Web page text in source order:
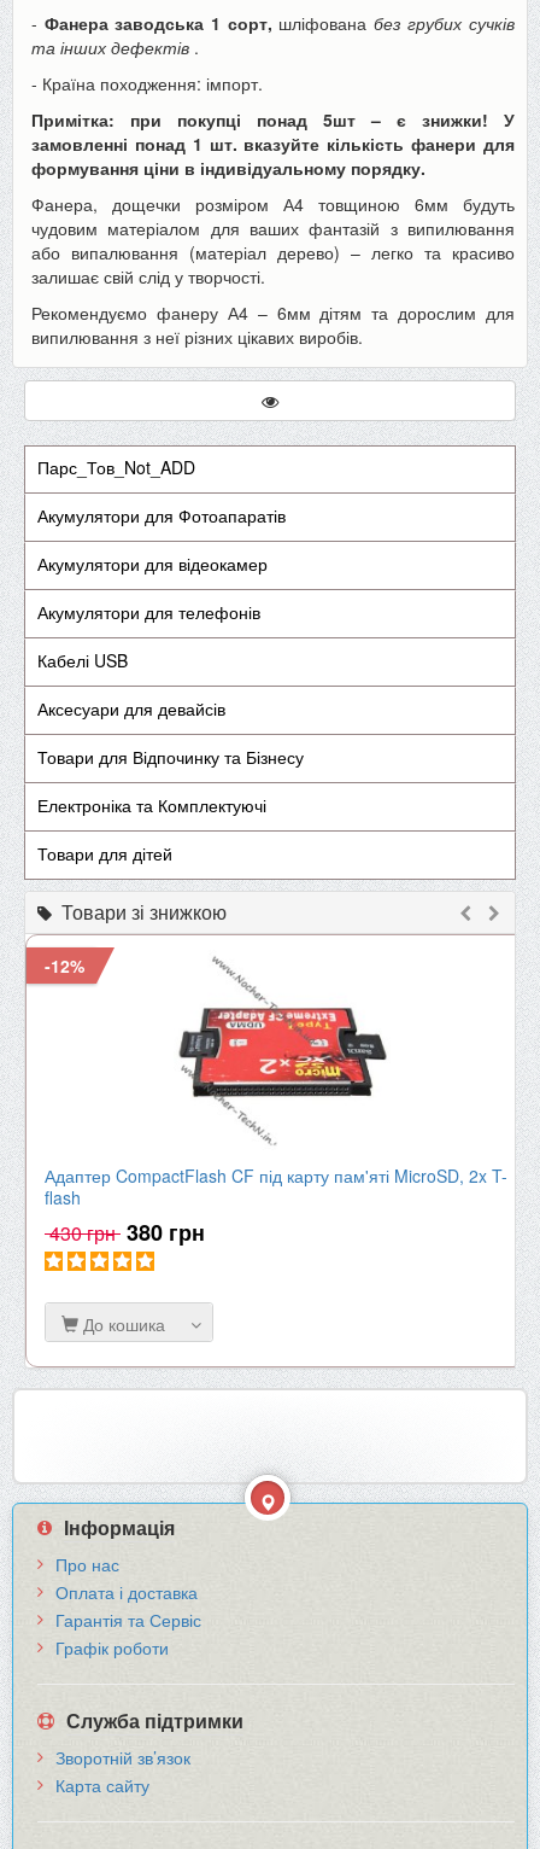
- Фанера заводська 1 сорт, шліфована без грубих сучків
та інших дефектів .
- Країна походження: імпорт.
Примітка:
при покупці понад 5шт – є знижки! У
замовленні понад 1 шт. вказуйте кількість фанери для
формування ціни в індивідуальному порядку.
Фанера, дощечки розміром А4 товщиною 6мм будуть
чудовим матеріалом для ваших фантазій з випилювання
або випалювання (матеріал дерево) – легко та красиво
залишає свій слід у творчості.
Рекомендуємо фанеру А4 – 6мм дітям та дорослим для
випилювання з неї різних цікавих виробів.
Парс_Тов_Not_ADD
Акумулятори для Фотоапаратів
Акумулятори для відеокамер
Акумулятори для телефонів
Кабелі USB
Аксесуари для девайсів
Товари для Відпочинку та Бізнесу
Електроніка та Комплектуючі
Товари для дітей
Товари зі знижкою
-12%
Адаптер CompactFlash CF під карту пам'яті MicroSD, 2x T-
flash
430 грн 380 грн
До кошика
Інформація
Про нас
Оплата і доставка
Гарантія та Сервіс
Графік роботи
Служба підтримки
Зворотній зв’язок
Карта сайту